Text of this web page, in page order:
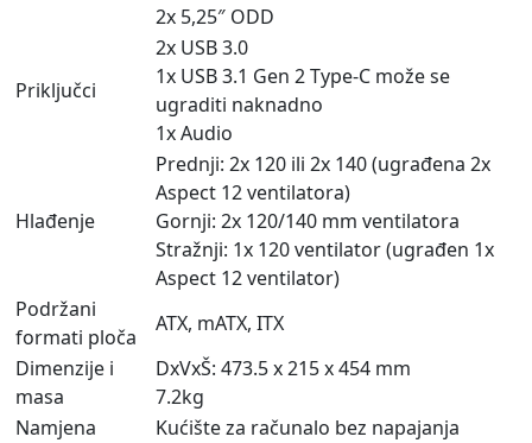
2x 5,25″ ODD
Priključci
2x USB 3.0
1x USB 3.1 Gen 2 Type-C može se
ugraditi naknadno
1x Audio
Hlađenje
Prednji: 2x 120 ili 2x 140 (ugrađena 2x
Aspect 12 ventilatora)
Gornji: 2x 120/140 mm ventilatora
Stražnji: 1x 120 ventilator (ugrađen 1x
Aspect 12 ventilator)
Podržani
formati ploča
ATX, mATX, ITX
Dimenzije i
masa
DxVxŠ: 473.5 x 215 x 454 mm
7.2kg
Namjena
Kućište za računalo bez napajanja